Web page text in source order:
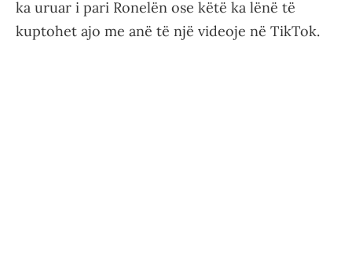
ka uruar i pari Ronelën ose këtë ka lënë të
kuptohet ajo me anë të një videoje në TikTok.